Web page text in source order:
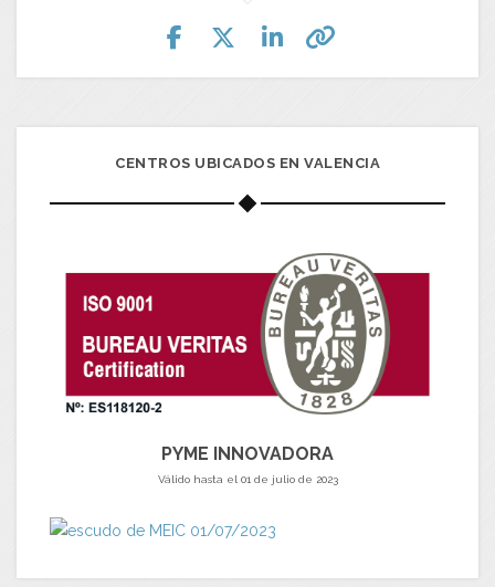
CENTROS UBICADOS EN VALENCIA
PYME INNOVADORA
Válido hasta el 01 de julio de 2023